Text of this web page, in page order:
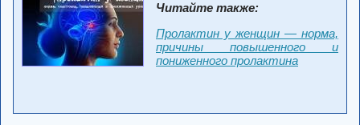
Читайте также:
Пролактин у женщин — норма,
причины повышенного и
пониженного пролактина